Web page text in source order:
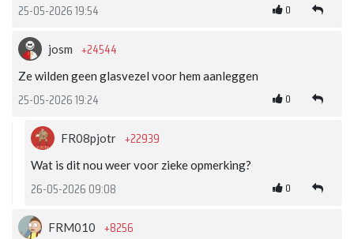
25-05-2026 19:54 0
josm +24544
Ze wilden geen glasvezel voor hem aanleggen
25-05-2026 19:24 0
FR08pjotr +22939
Wat is dit nou weer voor zieke opmerking?
26-05-2026 09:08 0
FRM010 +8256